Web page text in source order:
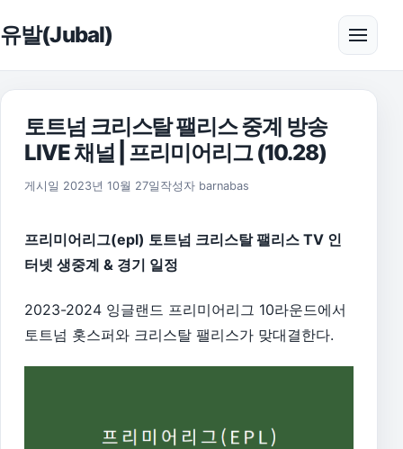
유발(Jubal) 메뉴
토트넘 크리스탈 팰리스 중계 방송
LIVE 채널 | 프리미어리그 (10.28)
게시일 2023년 10월 27일 2026년 8월 1일
작성자 barnabas
프리미어리그(epl) 토트넘 크리스탈 팰리스 TV 인
터넷 생중계 & 경기 일정
2023-2024 잉글랜드 프리미어리그 10라운드에서
토트넘 홋스퍼와 크리스탈 팰리스가 맞대결한다.